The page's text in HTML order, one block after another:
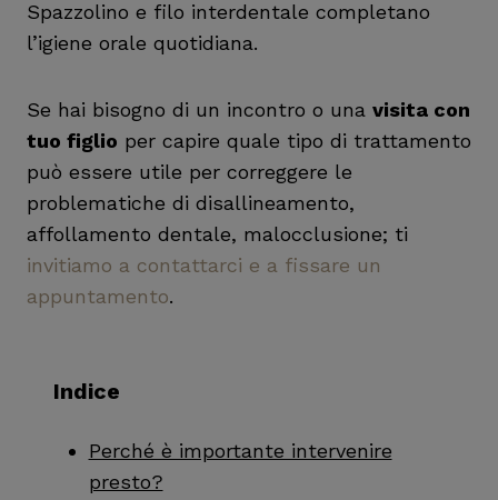
Spazzolino e filo interdentale completano
l’igiene orale quotidiana.
Se hai bisogno di un incontro o una visita con
tuo figlio per capire quale tipo di trattamento
può essere utile per correggere le
problematiche di disallineamento,
affollamento dentale, malocclusione; ti
invitiamo a contattarci e a fissare un
appuntamento.
Indice
Perché è importante intervenire
presto?